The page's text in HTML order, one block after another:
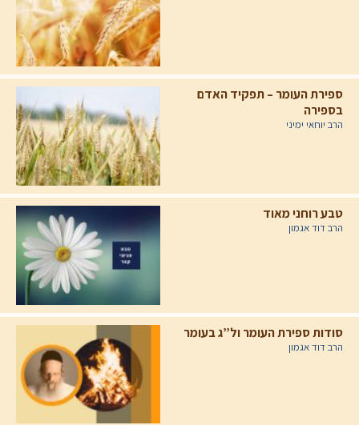
ספירת העומר – תפקיד האדם
בספירה
הרב יוחאי ימיני
טבע רוחני מאוד
הרב דוד אגמון
סודות ספירת העומר ול”ג בעומר
הרב דוד אגמון